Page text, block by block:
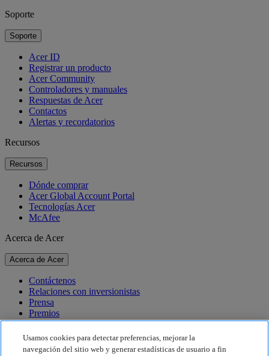
Soporte
Soporte
Acer ID
Registrar un producto
Acer Community
Controladores y manuales
Respuestas de Acer
Contactos
Alertas y recordatorios
Recursos
Recursos
Dónde comprar
Acer Global Account Portal
Tecnologías Acer
McAfee
Acerca de Acer
Acerca de Acer
Contáctenos
Relaciones con inversionistas
Prensa
Premios
Eventos
Sostenibilidad
Usamos cookies para detectar preferencias, mejorar la
navegación del sitio web y generar estadísticas de usuario a fin